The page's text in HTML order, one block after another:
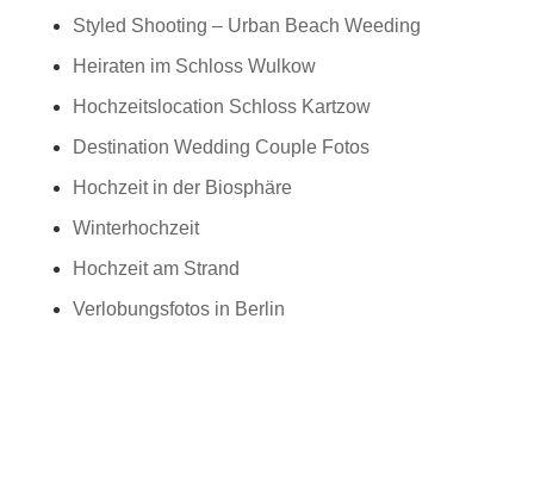
Styled Shooting – Urban Beach Weeding
Heiraten im Schloss Wulkow
Hochzeitslocation Schloss Kartzow
Destination Wedding Couple Fotos
Hochzeit in der Biosphäre
Winterhochzeit
Hochzeit am Strand
Verlobungsfotos in Berlin